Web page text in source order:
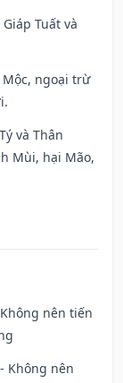
Tuất và
ngoại trừ
và Thân
Mùi, hại Mão,
nên tiến
Không nên